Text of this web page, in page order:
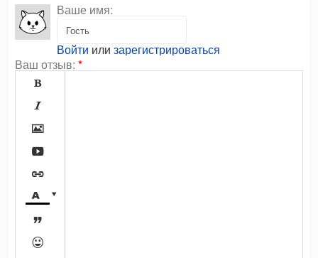
Ваше имя:
Войти или зарегистрироваться
Ваш отзыв: *








